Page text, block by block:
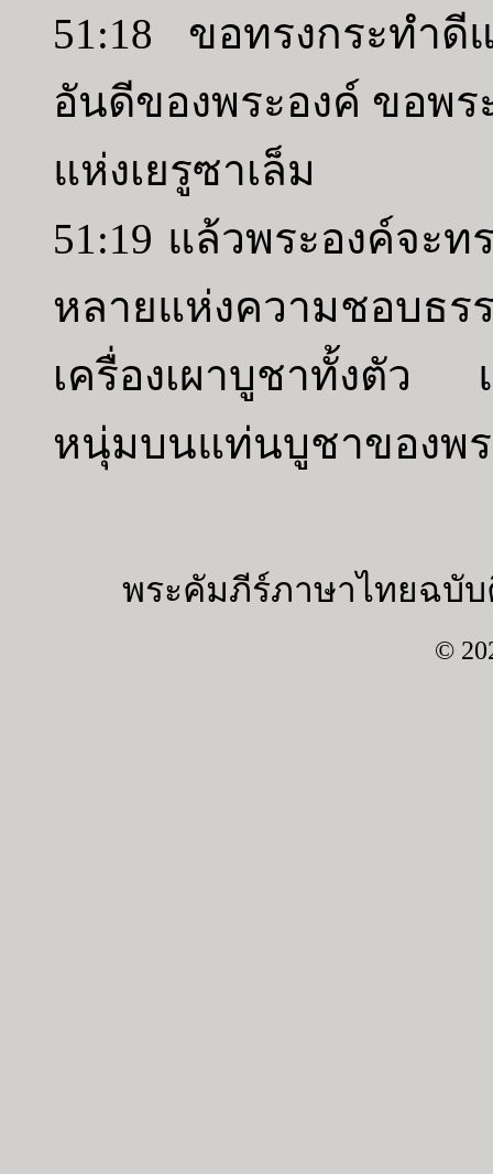
51:18 ขอทรงกระทำ
อันดีของพระองค์ ขอพร
แห่งเยรูซาเล็ม
51:19 แล้วพระองค์จะ
หลายแห่งความชอบ
เครื่องเผาบูชาทั้งตัว
หนุ่มบนแท่นบูชาของพ
พระคัมภีร์ภาษาไทยฉบับ
©